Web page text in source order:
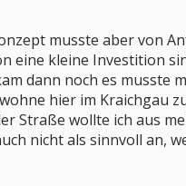
musste aber von
eine kleine Investition
dann noch es musste
hier im Kraichgau
Straße wollte ich aus
nicht als sinnvoll an,